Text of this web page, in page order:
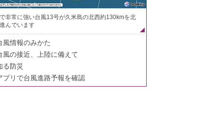
非常に強い台風13号が久米島の北西約130kmを北
んでいます
風情報のみかた
風の接近、上陸に備えて
る防災
プリで台風進路予報を確認